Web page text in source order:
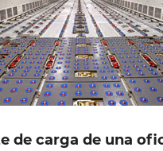
de carga de una